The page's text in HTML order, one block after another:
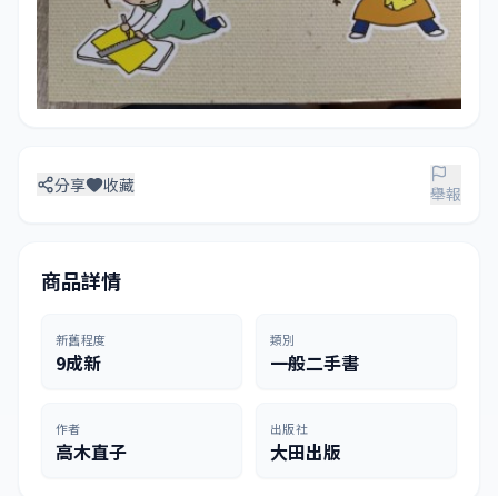
分享 收藏 舉報
商品詳情
新舊程度
9成新
類別
一般二手書
作者
高木直子
出版社
大田出版